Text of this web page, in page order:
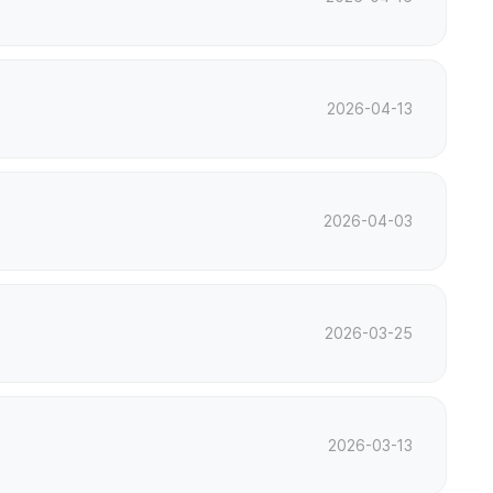
2026-04-13
2026-04-03
2026-03-25
2026-03-13